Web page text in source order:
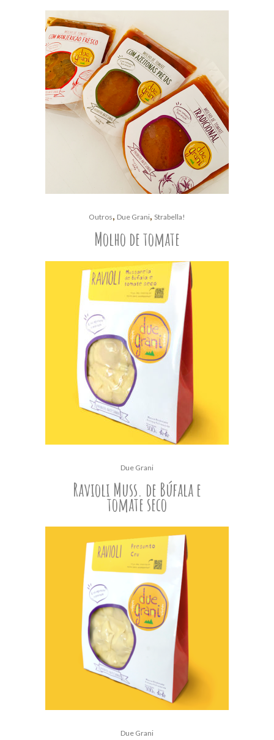
Outros, Due Grani, Strabella!
Molho de tomate
Due Grani
Ravioli Muss. de Búfala e
tomate seco
Due Grani